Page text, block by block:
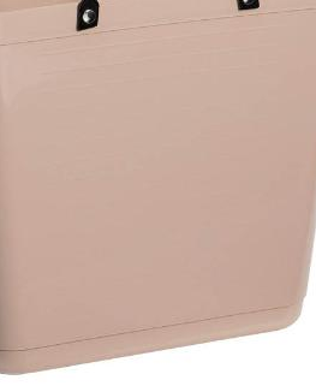
Kristiansand -
Lillemarkens
Oslo - Linderud